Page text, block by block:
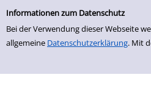
Informationen zum Datenschutz
Bei der Verwendung dieser Webseite
allgemeine Datenschutzerklärung. Mit
zur Navigation springen
zum Inhalt springen
Zur Detailanzeige springen